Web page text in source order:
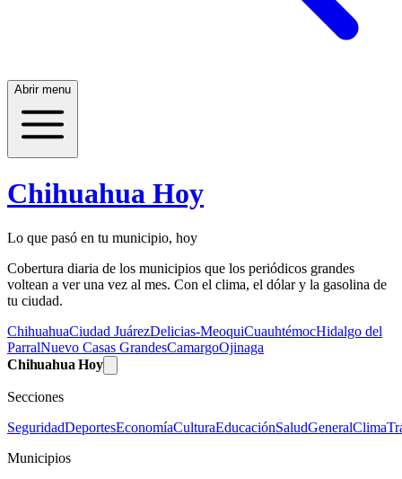
Abrir menu
Chihuahua Hoy
Lo que pasó en tu municipio, hoy
Cobertura diaria de los municipios que los periódicos grandes
voltean a ver una vez al mes. Con el clima, el dólar y la gasolina de
tu ciudad.
ChihuahuaCiudad JuárezDelicias-MeoquiCuauhtémocHidalgo del
ParralNuevo Casas GrandesCamargoOjinaga
Chihuahua Hoy
Secciones
SeguridadDeportesEconomíaCulturaEducaciónSaludGeneralClima
Municipios